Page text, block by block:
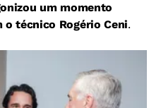
um momento
técnico Rogério Ceni.